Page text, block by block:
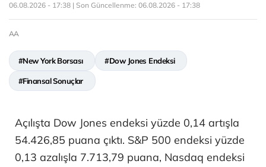
06.08.2026 - 17:38 | Son Güncellenme: 06.08.2026 - 17:38
AA
#New York Borsası #Dow Jones Endeksi
#Finansal Sonuçlar
Açılışta Dow Jones endeksi yüzde 0,14 artışla
54.426,85 puana çıktı. S&P 500 endeksi yüzde
0,13 azalışla 7.713,79 puana, Nasdaq endeksi